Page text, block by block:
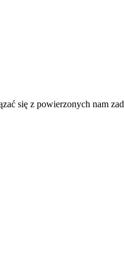
się z powierzonych nam